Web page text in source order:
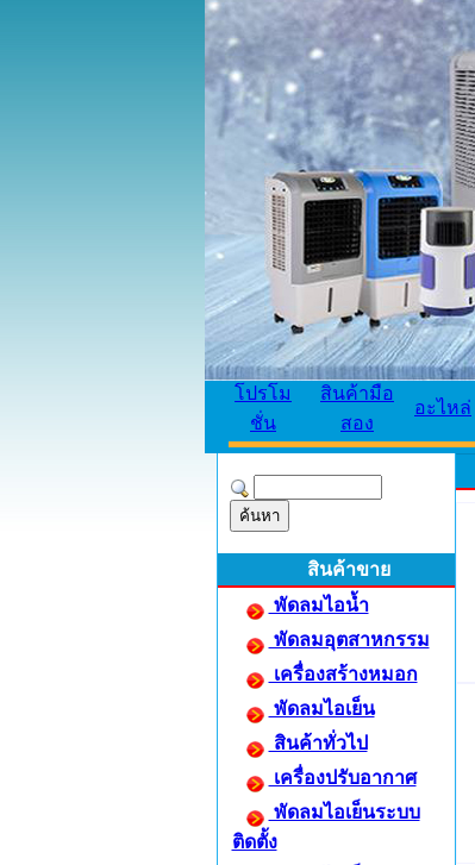
โปรโม
ชั่น
สินค้ามือ
สอง
อะไหล่
สินค้าขาย
พัดลมไอน้ำ
พัดลมอุตสาหกรรม
เครื่องสร้างหมอก
พัดลมไอเย็น
สินค้าทั่วไป
เครื่องปรับอากาศ
พัดลมไอเย็นระบบ
ติดตั้ง